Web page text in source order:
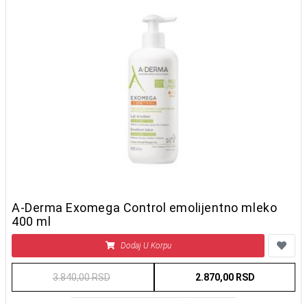
A-Derma Exomega Control emolijentno mleko
400 ml
Dodaj U Korpu
3.840,00 RSD 2.870,00 RSD